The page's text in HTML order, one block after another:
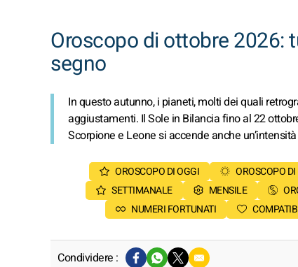
Oroscopo di ottobre 2026:
segno
In questo autunno, i pianeti, molti dei quali
aggiustamenti. Il Sole in Bilancia fino al 22
Scorpione e Leone si accende anche
OROSCOPO DI OGGI OROSCOPO
SETTIMANALE
MENSILE
NUMERI FORTUNATI
Condividere :